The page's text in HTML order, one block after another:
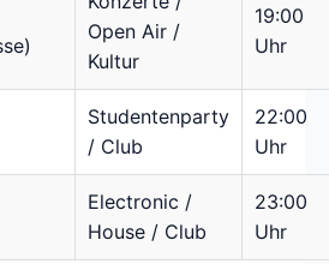
Open Air /
Kultur
19:00
Uhr
Studentenparty
/ Club
22:00
Uhr
Electronic /
House / Club
23:00
Uhr